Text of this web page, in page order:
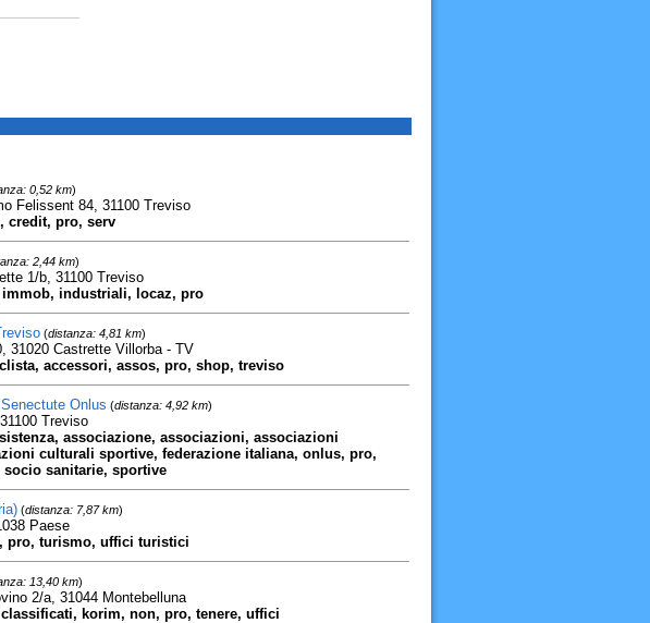
0,52 km)
Felissent 84, 31100 Treviso
credit, pro, serv
2,44 km)
1/b, 31100 Treviso
industriali, locaz, pro
(distanza: 4,81 km)
31020 Castrette Villorba - TV
accessori, assos, pro, shop, treviso
Onlus (distanza: 4,92 km)
Treviso
associazione, associazioni, associazioni
culturali sportive, federazione italiana, onlus, pro,
socio sanitarie, sportive
(distanza: 7,87 km)
Paese
pro, turismo, uffici turistici
13,40 km)
2/a, 31044 Montebelluna
korim, non, pro, tenere, uffici